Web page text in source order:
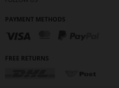
PAYMENT METHODS
FREE RETURNS